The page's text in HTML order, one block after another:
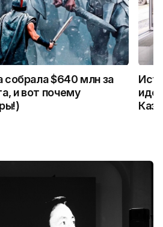
$640 млн за
и вот почему